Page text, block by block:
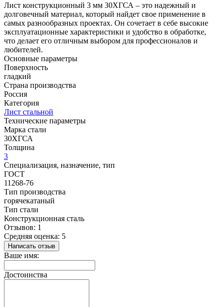
Лист конструкционный 3 мм 30ХГСА – это надежный и
долговечный материал, который найдет свое применение в
самых разнообразных проектах. Он сочетает в себе высокие
эксплуатационные характеристики и удобство в обработке,
что делает его отличным выбором для профессионалов и
любителей.
Основные параметры
Поверхность
гладкий
Страна производства
Россия
Категория
Лист стальной
Технические параметры
Марка стали
30ХГСА
Толщина
3
Специализация, назначение, тип
ГОСТ
11268-76
Тип производства
горячекатаный
Тип стали
Конструкционная сталь
Отзывов: 1
Средняя оценка: 5
Написать отзыв
Ваше имя:
Достоинства